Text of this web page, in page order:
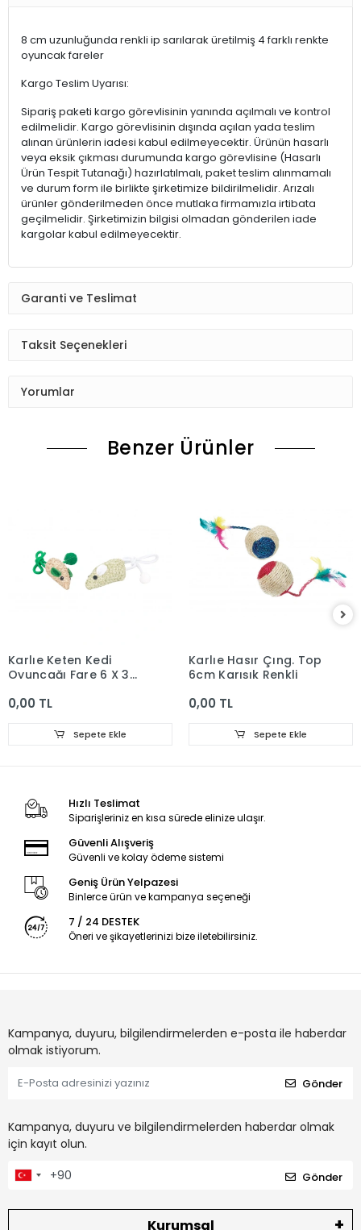
8 cm uzunluğunda renkli ip sarılarak üretilmiş 4 farklı renkte
oyuncak fareler
Kargo Teslim Uyarısı:
Sipariş paketi kargo görevlisinin yanında açılmalı ve kontrol
edilmelidir. Kargo görevlisinin dışında açılan yada teslim
alınan ürünlerin iadesi kabul edilmeyecektir. Ürünün hasarlı
veya eksik çıkması durumunda kargo görevlisine (Hasarlı
Ürün Tespit Tutanağı) hazırlatılmalı, paket teslim alınmamalı
ve durum form ile birlikte şirketimize bildirilmelidir. Arızalı
ürünler gönderilmeden önce mutlaka firmamızla irtibata
geçilmelidir. Şirketimizin bilgisi olmadan gönderilen iade
kargolar kabul edilmeyecektir.
Garanti ve Teslimat
Taksit Seçenekleri
Yorumlar
Benzer Ürünler
Karlıe Keten Kedi
Oyuncağı Fare 6 X 3
0,00 TL
Sepete Ekle
Karlıe Hasır Çıng. Top
6cm Karışık Renkli
0,00 TL
Sepete Ekle
Hızlı Teslimat
Siparişleriniz en kısa sürede elinize ulaşır.
Güvenli Alışveriş
Güvenli ve kolay ödeme sistemi
Geniş Ürün Yelpazesi
Binlerce ürün ve kampanya seçeneği
7 / 24 DESTEK
Öneri ve şikayetlerinizi bize iletebilirsiniz.
Kampanya, duyuru, bilgilendirmelerden e-posta ile haberdar
olmak istiyorum.
Gönder
Kampanya, duyuru ve bilgilendirmelerden haberdar olmak
için kayıt olun.
Gönder
Kurumsal